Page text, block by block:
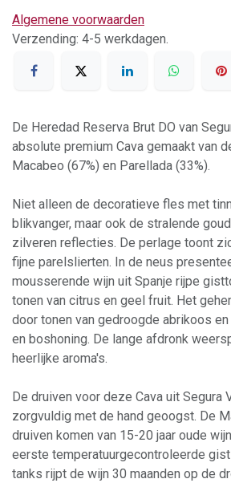
Algemene voorwaarden
Verzending: 4-5 werkdagen.
De Heredad Reserva Brut DO van
absolute premium Cava gemaakt van
Macabeo (67%) en Parellada (33%).
Niet alleen de decoratieve fles met
blikvanger, maar ook de stralende
zilveren reflecties. De perlage toont
fijne parelslierten. In de neus
mousserende wijn uit Spanje rijpe
tonen van citrus en geel fruit. Het
door tonen van gedroogde abrikoos
en boshoning. De lange afdronk
heerlijke aroma's.
De druiven voor deze Cava uit Segura
zorgvuldig met de hand geoogst. De
druiven komen van 15-20 jaar oude
eerste temperatuurgecontroleerde
tanks rijpt de wijn 30 maanden op de